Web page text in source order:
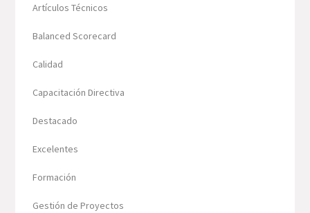
Artículos Técnicos
Balanced Scorecard
Calidad
Capacitación Directiva
Destacado
Excelentes
Formación
Gestión de Proyectos